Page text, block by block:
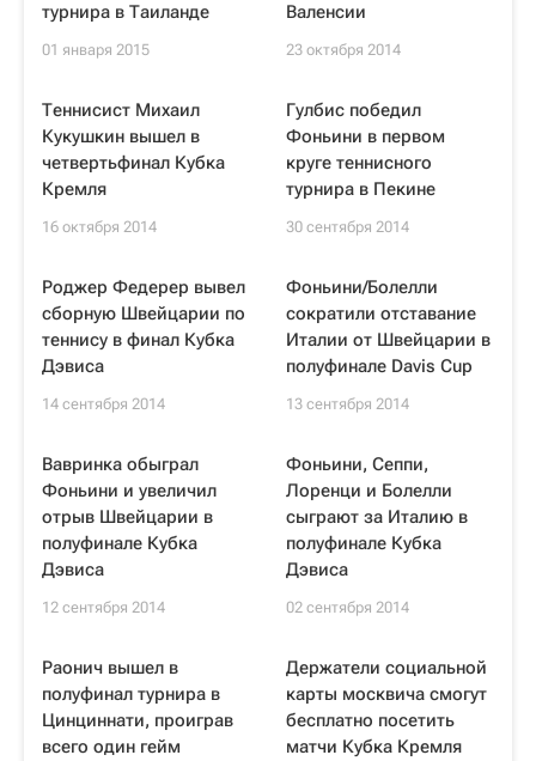
турнира в Таиланде
01 января 2015
Валенсии
23 октября 2014
Теннисист Михаил
Кукушкин вышел в
четвертьфинал Кубка
Кремля
16 октября 2014
Гулбис победил
Фоньини в первом
круге теннисного
турнира в Пекине
30 сентября 2014
Роджер Федерер вывел
сборную Швейцарии по
теннису в финал Кубка
Дэвиса
14 сентября 2014
Фоньини/Болелли
сократили отставание
Италии от Швейцарии в
полуфинале Davis Cup
13 сентября 2014
Вавринка обыграл
Фоньини и увеличил
отрыв Швейцарии в
полуфинале Кубка
Дэвиса
12 сентября 2014
Фоньини, Сеппи,
Лоренци и Болелли
сыграют за Италию в
полуфинале Кубка
Дэвиса
02 сентября 2014
Раонич вышел в
полуфинал турнира в
Цинциннати, проиграв
всего один гейм
Держатели социальной
карты москвича смогут
бесплатно посетить
матчи Кубка Кремля